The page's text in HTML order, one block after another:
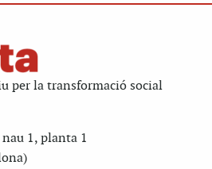
per la transformació social
nau 1, planta 1